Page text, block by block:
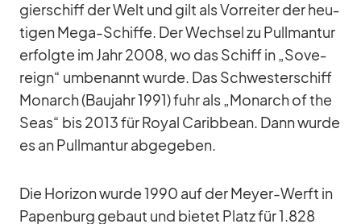
gier­schiff der Welt und gilt als Vor­rei­ter der heu­
ti­gen Mega-Schiffe. Der Wech­sel zu Pull­man­tur
er­folgte im Jahr 2008, wo das Schiff in „So­ve­
reign“ um­be­nannt wurde. Das Schwes­ter­schiff
Mon­arch (Bau­jahr 1991) fuhr als „Mon­arch of the
Seas“ bis 2013 für Royal Ca­rib­bean. Dann wurde
es an Pull­man­tur ab­ge­ge­ben.
Die Ho­ri­zon wurde 1990 auf der Meyer-Werft in
Pa­pen­burg ge­baut und bie­tet Platz für 1.828